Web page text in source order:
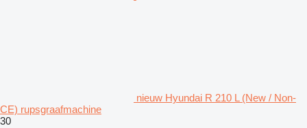
nieuw Hyundai R 210 L (New / Non-
CE) rupsgraafmachine
30